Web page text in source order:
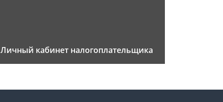
Личный кабинет налогоплательщика